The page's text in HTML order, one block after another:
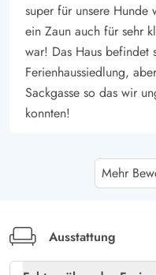
super für unsere
ein Zaun auch für sehr
war! Das Haus befindet
Ferienhaussiedlung,
Sackgasse so das wir
konnten!
Deutschland
Zimmer unten verfügen
schön hell. Das
Mehr
Ausstattung